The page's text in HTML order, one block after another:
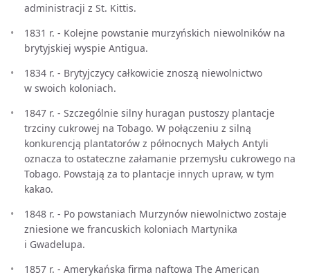
administracji z St. Kittis.
1831 r. - Kolejne powstanie murzyńskich niewolników na
brytyjskiej wyspie Antigua.
1834 r. - Brytyjczycy całkowicie znoszą niewolnictwo
w swoich koloniach.
1847 r. - Szczególnie silny huragan pustoszy plantacje
trzciny cukrowej na Tobago. W połączeniu z silną
konkurencją plantatorów z północnych Małych Antyli
oznacza to ostateczne załamanie przemysłu cukrowego na
Tobago. Powstają za to plantacje innych upraw, w tym
kakao.
1848 r. - Po powstaniach Murzynów niewolnictwo zostaje
zniesione we francuskich koloniach Martynika
i Gwadelupa.
1857 r. - Amerykańska firma naftowa The American